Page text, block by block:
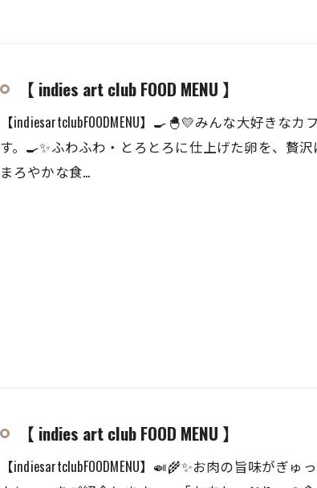
【 indies art club FOOD MENU 】
【indiesartclubFOODMENU】🍳🐣💛みんな大好き
す。🍳✨ふわふわ・とろとろに仕上げた卵を、贅
まろやかな食…
【 indies art club FOOD MENU 】
【indiesartclubFOODMENU】🍛🌾✨お肉の旨味が